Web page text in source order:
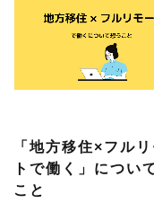
「地方移住×フル
トで働く」につい
こと